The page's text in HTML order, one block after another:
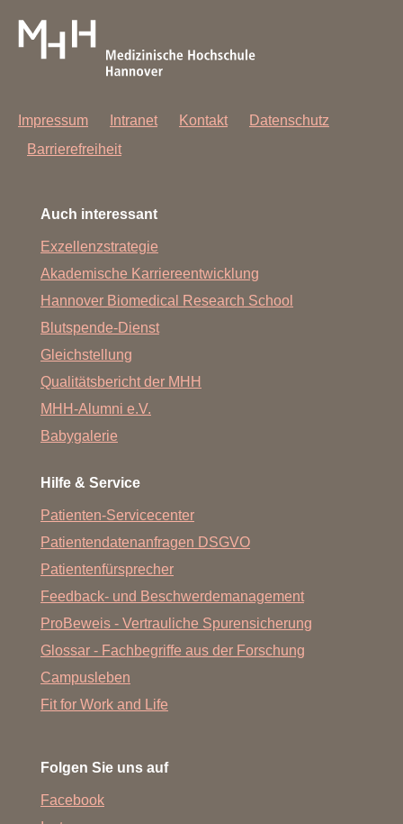
Impressum Intranet Kontakt
Datenschutz
Barrierefreiheit
Auch interessant
Exzellenzstrategie
Akademische Karriereentwicklung
Hannover Biomedical Research School
Blutspende-Dienst
Gleichstellung
Qualitätsbericht der MHH
MHH-Alumni e.V.
Babygalerie
Hilfe & Service
Patienten-Servicecenter
Patientendatenanfragen DSGVO
Patientenfürsprecher
Feedback- und Beschwerdemanagement
ProBeweis - Vertrauliche Spurensicherung
Glossar - Fachbegriffe aus der Forschung
Campusleben
Fit for Work and Life
Folgen Sie uns auf
Facebook